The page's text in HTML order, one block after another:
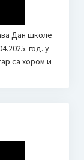
Дан школе
год. у
са хором и